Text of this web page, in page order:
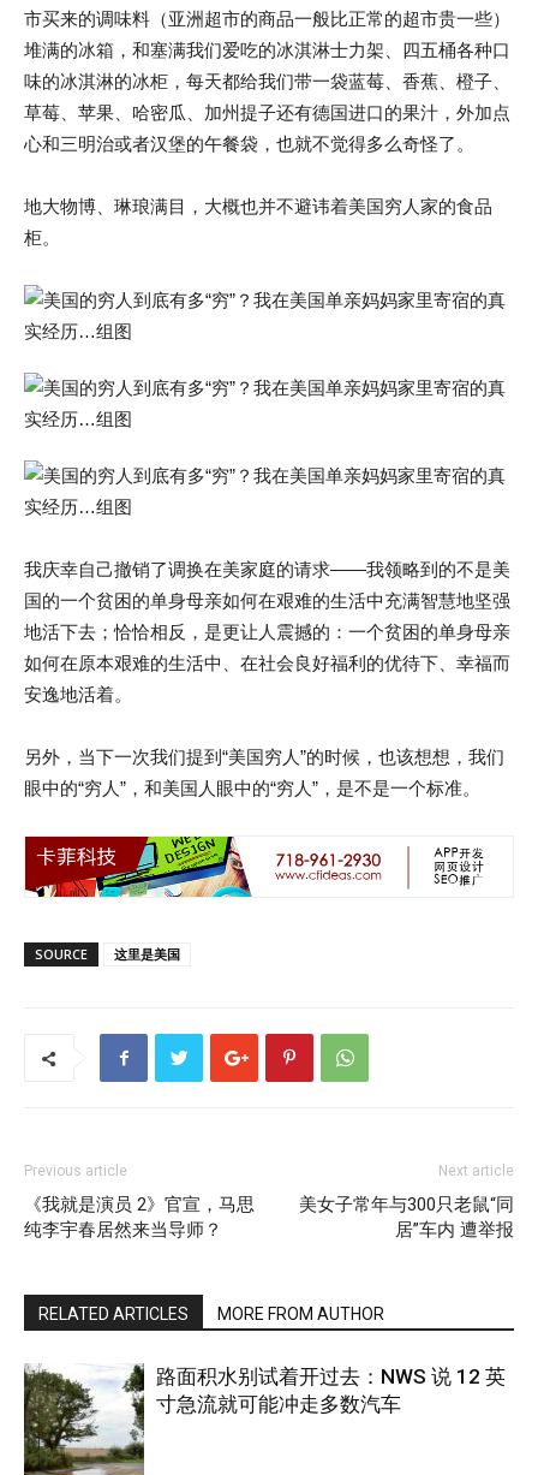
市买来的调味料（亚洲超市的商品一般比正常的超市贵一些）
堆满的冰箱，和塞满我们爱吃的冰淇淋士力架、四五桶各种口
味的冰淇淋的冰柜，每天都给我们带一袋蓝莓、香蕉、橙子、
草莓、苹果、哈密瓜、加州提子还有德国进口的果汁，外加点
心和三明治或者汉堡的午餐袋，也就不觉得多么奇怪了。
地大物博、琳琅满目，大概也并不避讳着美国穷人家的食品
柜。
我庆幸自己撤销了调换在美家庭的请求——我领略到的不是美
国的一个贫困的单身母亲如何在艰难的生活中充满智慧地坚强
地活下去；恰恰相反，是更让人震撼的：一个贫困的单身母亲
如何在原本艰难的生活中、在社会良好福利的优待下、幸福而
安逸地活着。
另外，当下一次我们提到“美国穷人”的时候，也该想想，我们
眼中的“穷人”，和美国人眼中的“穷人”，是不是一个标准。
SOURCE 这里是美国
Previous article
《我就是演员 2》官宣，马思
纯李宇春居然来当导师？
Next article
美女子常年与300只老鼠“同
居”车内 遭举报
RELATED ARTICLES MORE FROM AUTHOR
路面积水别试着开过去：NWS 说 12 英
寸急流就可能冲走多数汽车